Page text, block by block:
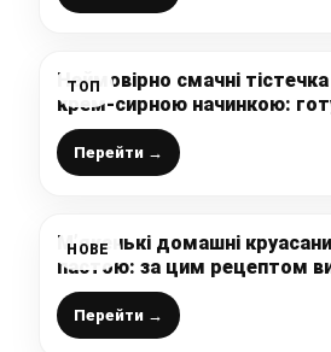
ТОП
Неймовірно смачні
крем-сирною начинкою:
простеньку, легку у
чаю, яку з’їдають миттєво
Перейти →
НОВЕ
М’якенькі домашні
пастою: за цим рецептом
новачка, тісто просто супер
Перейти →